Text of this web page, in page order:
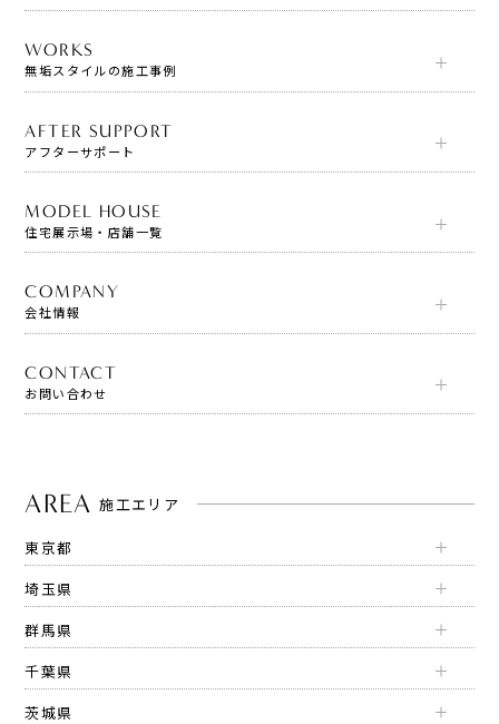
WORKS
無垢スタイルの施工事例
AFTER SUPPORT
アフターサポート
MODEL HOUSE
住宅展示場・店舗一覧
COMPANY
会社情報
CONTACT
お問い合わせ
AREA 施工エリア
東京都
埼玉県
群馬県
千葉県
茨城県